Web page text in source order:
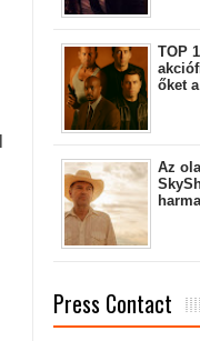
TOP
őket
Az
Press Contact